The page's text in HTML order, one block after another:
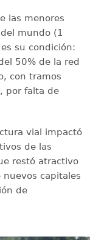
las menores
mundo (1
su condición:
50% de la red
con tramos
por falta de
vial impactó
de las
restó atractivo
capitales
de